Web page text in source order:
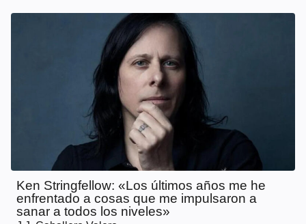
Ken Stringfellow: «Los últimos años me he
enfrentado a cosas que me impulsaron a
sanar a todos los niveles»